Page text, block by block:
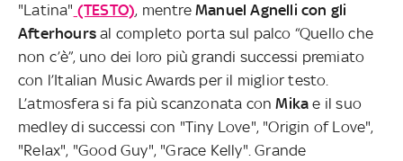
"Latina" (TESTO), mentreManuel Agnelli con gli
Afterhours al completo porta sul palco “Quello che
non c’è”, uno dei loro più grandi successi premiato
con l’Italian Music Awards per il miglior testo.
L’atmosfera si fa più scanzonata conMikae il suo
medley di successi con "Tiny Love", "Origin of Love",
"Relax", "Good Guy", "Grace Kelly". Grande